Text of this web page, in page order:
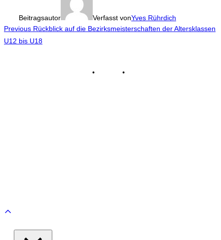
Beitragsautor Verfasst vonYves Rührdich
Beitragsnavigation
Previous
Previous Rückblick auf die Bezirksmeisterschaften der Altersklassen
U12 bis U18
• •